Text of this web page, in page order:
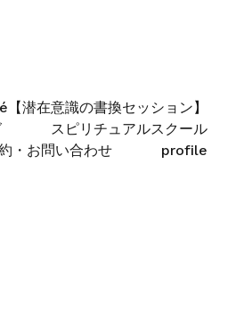
【潜在意識の書換セッション】
スピリチュアルスクール
・お問い合わせ
profile